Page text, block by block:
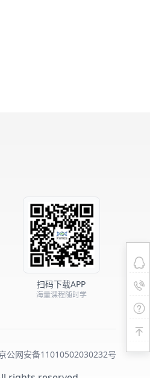
扫码下载APP
海量课程随时学
公网安备11010502030232号